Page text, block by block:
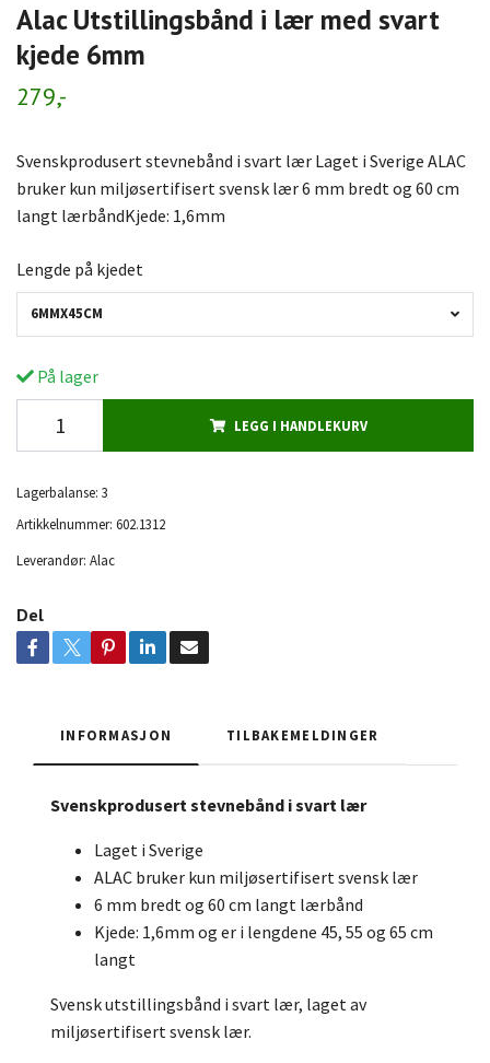
Alac Utstillingsbånd i lær med svart
kjede 6mm
279,-
Svenskprodusert stevnebånd i svart lær Laget i Sverige ALAC
bruker kun miljøsertifisert svensk lær 6 mm bredt og 60 cm
langt lærbåndKjede: 1,6mm
Lengde på kjedet
6MMX45CM
På lager
LEGG I HANDLEKURV
Lagerbalanse: 3
Artikkelnummer: 602.1312
Leverandør: Alac
Del
INFORMASJON TILBAKEMELDINGER
Svenskprodusert stevnebånd i svart lær
Laget i Sverige
ALAC bruker kun miljøsertifisert svensk lær
6 mm bredt og 60 cm langt lærbånd
Kjede: 1,6mm og er i lengdene 45, 55 og 65 cm
langt
Svensk utstillingsbånd i svart lær, laget av
miljøsertifisert svensk lær.